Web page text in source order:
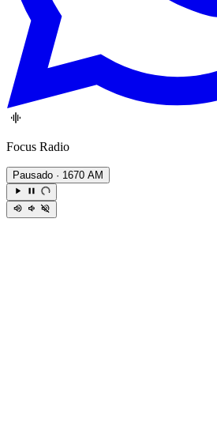
Focus Radio
Pausado · 1670 AM